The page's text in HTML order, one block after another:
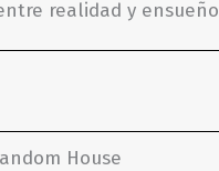
realidad y
House